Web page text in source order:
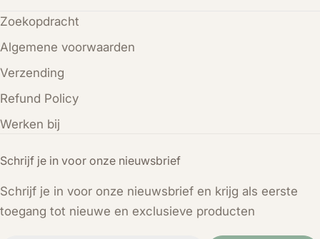
Schrijf je in voor onze nieuwsbrief
Schrijf je in voor onze nieuwsbrief en krijg als eerste
toegang tot nieuwe en exclusieve producten
Zoekopdracht
Algemene voorwaarden
Verzending
Refund Policy
Werken bij